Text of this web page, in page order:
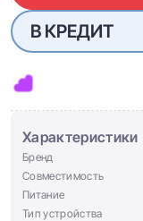
В КРЕДИТ
Характеристики
Бренд
Совместимость
Питание
Тип устройства